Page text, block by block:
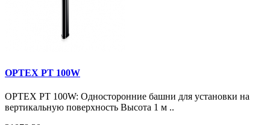
OPTEX PT 100W
OPTEX PT 100W: Односторонние башни для установки на
вертикальную поверхность Высота 1 м ..